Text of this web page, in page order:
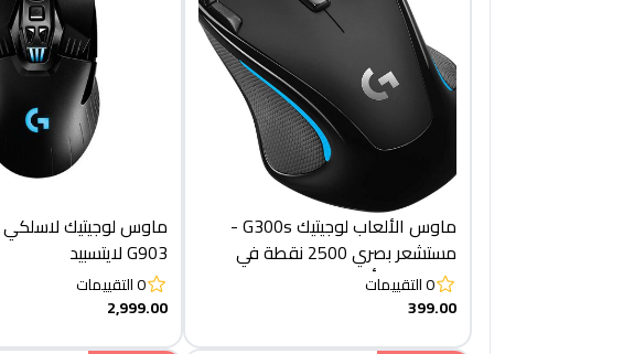
ماوس الألعاب لوجيتيك G300s -
مستشعر بصري 2500 نقطة في
البوصة - 9 أزرار قابلة للبرمجة
0التقييمات
399.00
ماوس لوجيتيك لاسلكي
G903 لايتسبيد
0التقييمات
2,999.00